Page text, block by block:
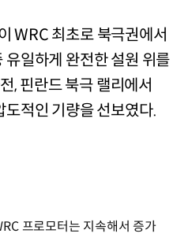
WRC 최초로 북극권에서
유일하게 완전한 설원 위를
, 핀란드 북극 랠리에서
도적인 기량을 선보였다.
프로모터는 지속해서 증가